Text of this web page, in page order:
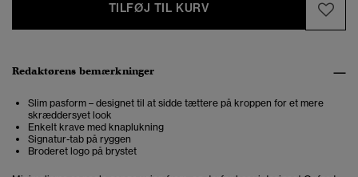
TILFØJ TIL KURV
Redaktørens bemærkninger
Slim pasform – designet til at sidde tættere på kroppen for et mere
skræddersyet look
Enkelt krave med knaplukning
Signatur-tab på ryggen
Broderet logo på brystet